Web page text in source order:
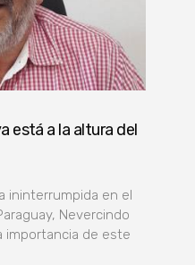
está a la altura del
ininterrumpida en el
Nevercindo
importancia de este